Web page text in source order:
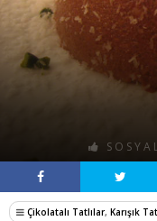
Ataşehir Escort
bulabilirsiniz.
Çikolatalı Tatlılar, Karışık